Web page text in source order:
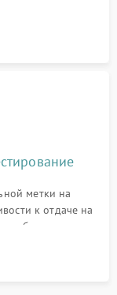
прицела
оптики
метки на
к отдаче на
изображения в
работы всех